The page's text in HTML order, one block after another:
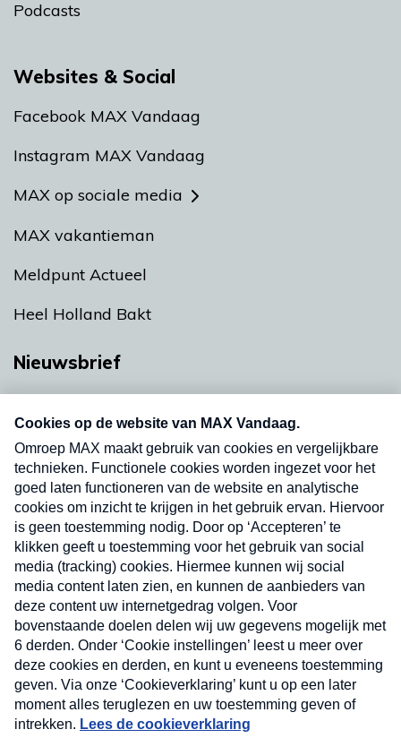
Podcasts
Websites & Social
Facebook MAX Vandaag
Instagram MAX Vandaag
MAX op sociale media
MAX vakantieman
Meldpunt Actueel
Heel Holland Bakt
Nieuwsbrief
nieuwsbrief. Elke vrijdag- en dinsdagochtend in
uw mailbox.
Verzend
Nieuwsbrief
Neem hier een gratis abonnement op onze
nieuwsbrief. Elke vrijdag- en dinsdagochtend in uw